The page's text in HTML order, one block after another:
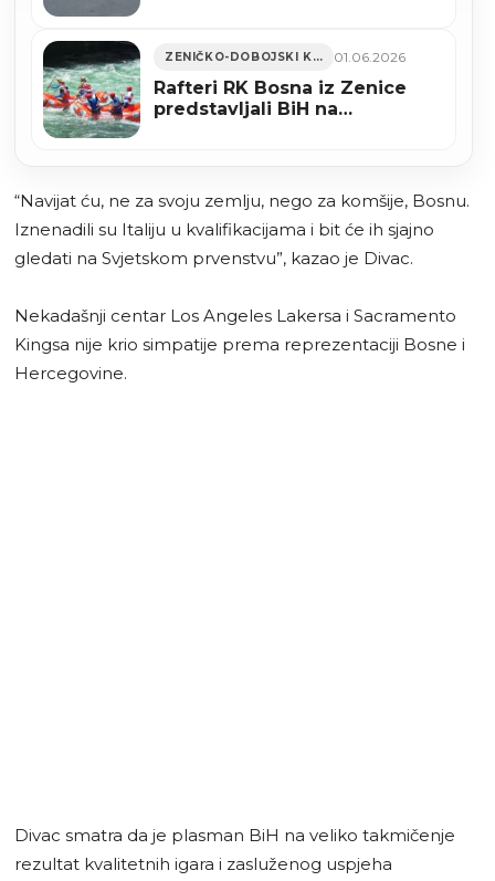
ZENIČKO-DOBOJSKI KANTON 01.06.2026
Rafteri RK Bosna iz Zenice
predstavljali BiH na
“Navijat ću, ne za svoju zemlju, nego za komšije, Bosnu.
Iznenadili su Italiju u kvalifikacijama i bit će ih sjajno
gledati na Svjetskom prvenstvu”, kazao je Divac.
Nekadašnji centar Los Angeles Lakersa i Sacramento
Kingsa nije krio simpatije prema reprezentaciji Bosne i
Hercegovine.
Divac smatra da je plasman BiH na veliko takmičenje
rezultat kvalitetnih igara i zasluženog uspjeha